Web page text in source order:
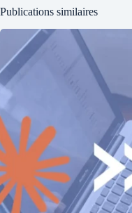
Publications similaires